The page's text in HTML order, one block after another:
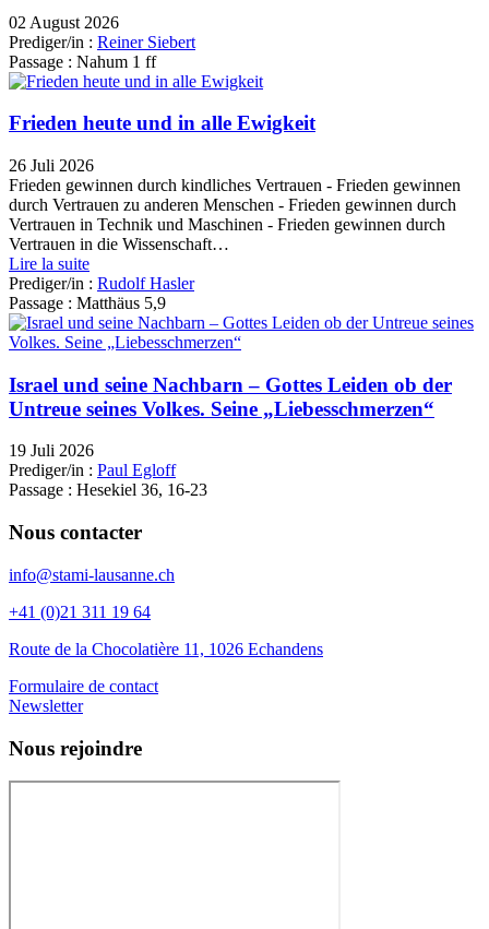
02 August 2026
Prediger/in : Reiner Siebert
Passage : Nahum 1 ff
Frieden heute und in alle Ewigkeit
26 Juli 2026
Frieden gewinnen durch kindliches Vertrauen - Frieden gewinnen
durch Vertrauen zu anderen Menschen - Frieden gewinnen durch
Vertrauen in Technik und Maschinen - Frieden gewinnen durch
Vertrauen in die Wissenschaft…
Lire la suite
Prediger/in : Rudolf Hasler
Passage : Matthäus 5,9
Israel und seine Nachbarn – Gottes Leiden ob der
Untreue seines Volkes. Seine „Liebesschmerzen“
19 Juli 2026
Prediger/in : Paul Egloff
Passage : Hesekiel 36, 16-23
Nous contacter
info@stami-lausanne.ch
+41 (0)21 311 19 64
Route de la Chocolatière 11, 1026 Echandens
Formulaire de contact
Newsletter
Nous rejoindre